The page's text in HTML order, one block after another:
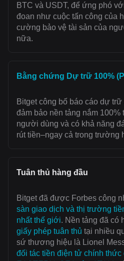
BTC và USDT, để ứng phó
đoan như cuộc tấn công của
cường bảo vệ tài sản của
nữa.
Bằng chứng Dự trữ 100%
Bitget công bố báo cáo dự
đảm bảo nền tảng nắm 100%
người dùng và có khả năng
rút tiền–ngay cả trong trường
Tuân thủ hàng đầu
Bitget đã được Forbes công
sàn giao dịch và thị trường
nhất thế giới. Nền tảng đã có
giấy phép tuân thủ tại nhiều
sứ thương hiệu là Lionel
đối tác tiền điện tử chính thức